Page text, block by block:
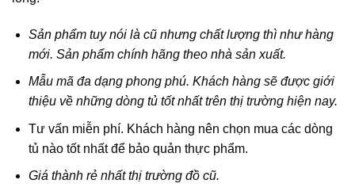
Sản phẩm tuy nói là cũ nhưng chất lượng thì như hàng
mới. Sản phẩm chính hãng theo nhà sản xuất.
Mẫu mã đa dạng phong phú. Khách hàng sẽ được giới
thiệu về những dòng tủ tốt nhất trên thị trường hiện nay.
Tư vấn miễn phí. Khách hàng nên chọn mua các dòng
tủ nào tốt nhất để bảo quản thực phẩm.
Giá thành rẻ nhất thị trường đồ cũ.